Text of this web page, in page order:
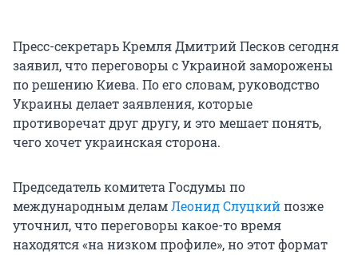
Пресс-секретарь Кремля Дмитрий Песков сегодня
заявил, что переговоры с Украиной заморожены
по решению Киева. По его словам, руководство
Украины делает заявления, которые
противоречат друг другу, и это мешает понять,
чего хочет украинская сторона.
Председатель комитета Госдумы по
международным деламЛеонид Слуцкийпозже
уточнил, что переговоры какое-то время
находятся «на низком профиле», но этот формат